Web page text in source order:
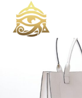
content